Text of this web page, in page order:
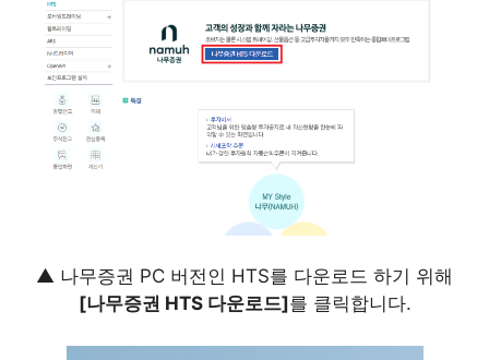
▲ 나무증권 PC 버전인 HTS를 다운로드 하기 위해
[나무증권 HTS 다운로드]를 클릭합니다.